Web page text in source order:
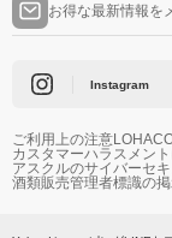
お得な最新情報を
Instagram
ご利用上の注意
カスタマーハラスメン
アスクルのサイバーセ
酒類販売管理者標識の